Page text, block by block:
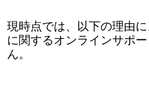
現時点では、以下の理由
に関するオンラインサポ
ん。